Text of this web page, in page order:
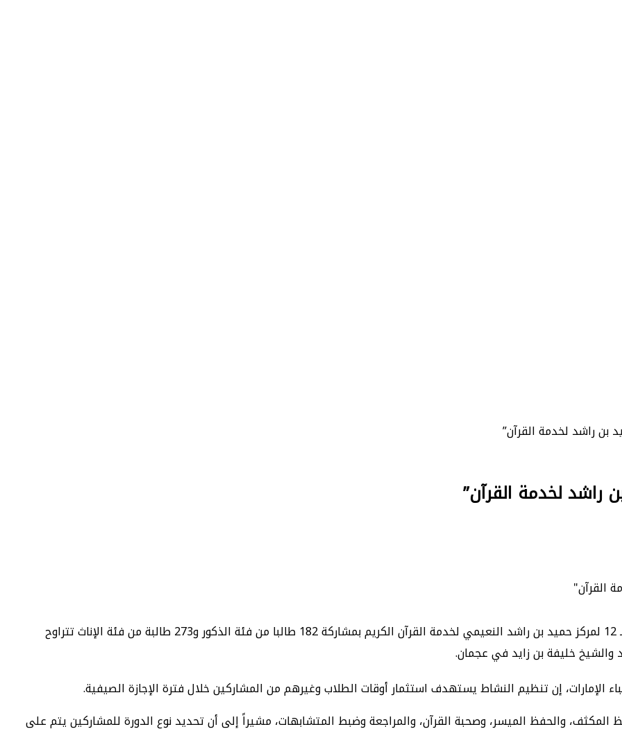
انطلقت، يوم الأربعاء 10 يوليوز 2024، فعاليات النشاط الصيفي الـ 12 لمركز حميد بن راشد النعيمي لخدمة القرآن الكريم بمشاركة 182 طالبا من فئة الذكور و273 طالبة من فئة الإناث تتراوح
الإمارات، إن تنظيم النشاط يستهدف استثمار أوقات الطلاب وغيرهم من المشاركين خلال فترة الإجازة الصيفية.
والحفظ الميسر، وصحبة القرآن، والمراجعة وضبط المتشابهات، مشيراً إلى أن تحديد نوع الدورة للمشاركين يتم على